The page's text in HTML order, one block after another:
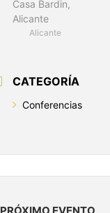
Casa Bardin,
Alicante
Alicante
CATEGORÍA
Conferencias